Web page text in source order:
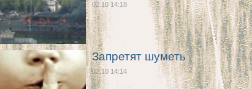
02.10 14:18
Запретят шуметь
02.10 14:14